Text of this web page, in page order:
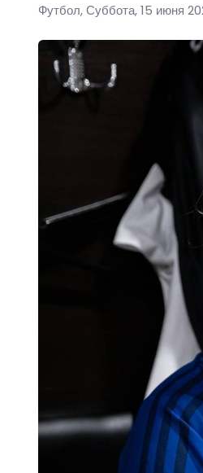
Футбол, Суббота, 15 июня